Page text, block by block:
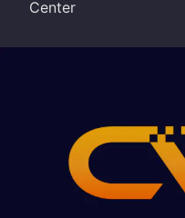
Center